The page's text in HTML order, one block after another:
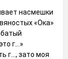
насмешки
«Ока»
г...»
г..., зато моя